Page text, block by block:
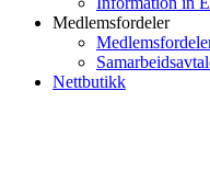
Medlemsfordeler
Nettbutikk